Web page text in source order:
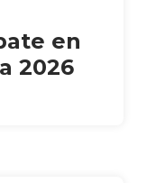
en
2026